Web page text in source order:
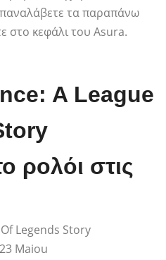
τα παραπάνω
στο κεφάλι του Asura.
A League
ρολόι στις
Legends Story
Maiou